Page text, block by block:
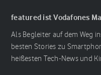
featured ist Vodafones
Als Begleiter auf dem Weg
besten Stories zu
heißesten Tech-News und